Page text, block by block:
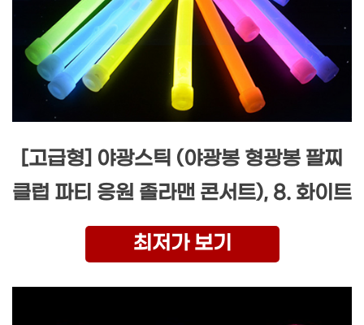
[고급형] 야광스틱 (야광봉 형광봉 팔찌
클럽 파티 응원 졸라맨 콘서트), 8. 화이트
최저가 보기